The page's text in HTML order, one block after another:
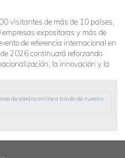
visitantes de más de 10 países,
expositoras y más de
de referencia internacional en
2026 continuará reforzando
la innovación y la
de piedra.online a través de nuestro